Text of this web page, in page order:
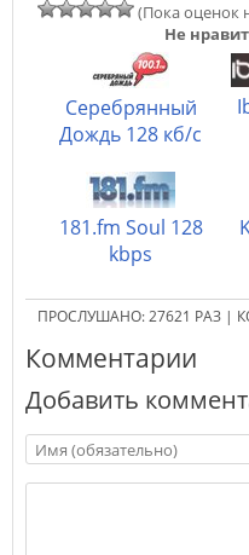
(Пока оценок
Не
Серебрянный
Дождь 128 кб/с
181.fm Soul 128
kbps
ПРОСЛУШАНО:27621 РАЗ |
Комментарии
Добавить